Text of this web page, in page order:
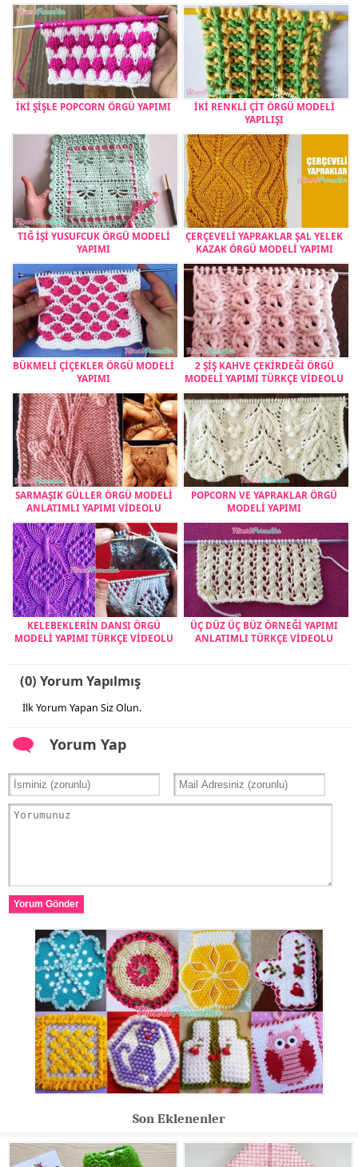
İKİ ŞİŞLE POPCORN ÖRGÜ YAPIMI
İKİ RENKLİ ÇİT ÖRGÜ MODELİ
YAPILIŞI
TIĞ İŞİ YUSUFCUK ÖRGÜ MODELİ
YAPIMI
ÇERÇEVELİ YAPRAKLAR ŞAL YELEK
KAZAK ÖRGÜ MODELİ YAPIMI
BÜKMELİ ÇİÇEKLER ÖRGÜ MODELİ
YAPIMI
2 ŞİŞ KAHVE ÇEKİRDEĞİ ÖRGÜ
MODELİ YAPIMI TÜRKÇE VİDEOLU
SARMAŞIK GÜLLER ÖRGÜ MODELİ
ANLATIMLI YAPIMI VİDEOLU
POPCORN VE YAPRAKLAR ÖRGÜ
MODELİ YAPIMI
KELEBEKLERİN DANSI ÖRGÜ
MODELİ YAPIMI TÜRKÇE VİDEOLU
ÜÇ DÜZ ÜÇ BÜZ ÖRNEĞİ YAPIMI
ANLATIMLI TÜRKÇE VİDEOLU
(0) Yorum Yapılmış
İlk Yorum Yapan Siz Olun.
Yorum Yap
Yorum Gönder
Son Eklenenler